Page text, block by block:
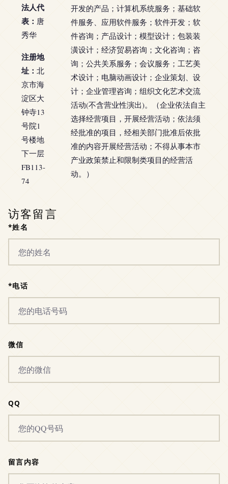
法人代
表： 唐
秀华
注册地
址： 北
京市海
淀区大
钟寺13
号院1
号楼地
下一层
FB113-
74
开发的产品；计算机系统服务；基础软
件服务、应用软件服务；软件开发；软
件咨询；产品设计；模型设计；包装装
潢设计；经济贸易咨询；文化咨询；咨
询；公共关系服务；会议服务；工艺美
术设计；电脑动画设计；企业策划、设
计；企业管理咨询；组织文化艺术交流
活动(不含营业性演出)。（企业依法自主
选择经营项目，开展经营活动；依法须
经批准的项目，经相关部门批准后依批
准的内容开展经营活动；不得从事本市
产业政策禁止和限制类项目的经营活
动。）
访客留言
*姓名
*电话
微信
QQ
留言内容